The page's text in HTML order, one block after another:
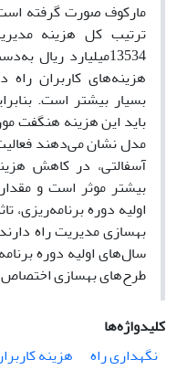
مارکوف صورت گرفته
13534میلیارد
هزینه‌های کاربران راه
بسیار بیشتر است.
باید این هزینه هنگفت
مدل نشان می‌دهند
آسفالتی، در کاهش
بیشتر موثر است و
اولیه دوره برنامه‌ریزی،
بهسازی مدیریت راه
سال‌های اولیه دوره
طرح‌های بهسازی
کلیدواژه‌ها
نگهداری راه
هزینه